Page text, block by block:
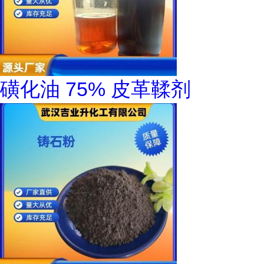
磺化油 75% 皮革鞣剂